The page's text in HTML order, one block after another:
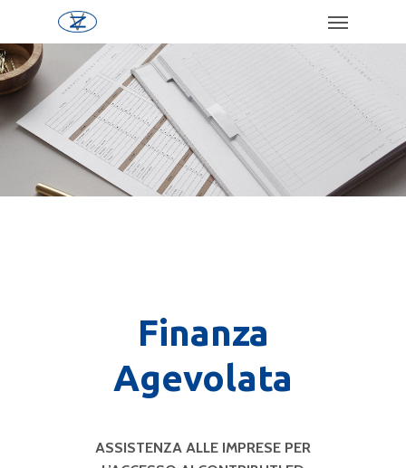
Finanza
Agevolata
ASSISTENZA ALLE IMPRESE PER